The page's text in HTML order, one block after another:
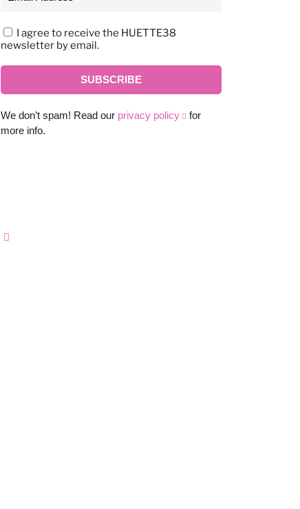
I agree to receive the HUETTE38
newsletter by email.
We don’t spam! Read our privacy policy
for
more info.